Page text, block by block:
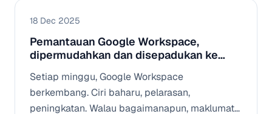
pasukan anda.
18 Dec 2025
Pemantauan Google Workspace,
dipermudahkan dan disepadukan ke
Setiap minggu, Google Workspace
berkembang. Ciri baharu, pelarasan,
peningkatan. Walau bagaimanapun, maklumat